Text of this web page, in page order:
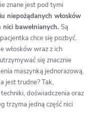
znane jest pod tymi
niepożądanych włosków
nici bawełnianych.Są
chce się pozbyć.
włosków wraz z ich
się znacznie
maszynką jednorazową.
jest trudne? Tak,
doświadczenia oraz
trzyma jedną część nici